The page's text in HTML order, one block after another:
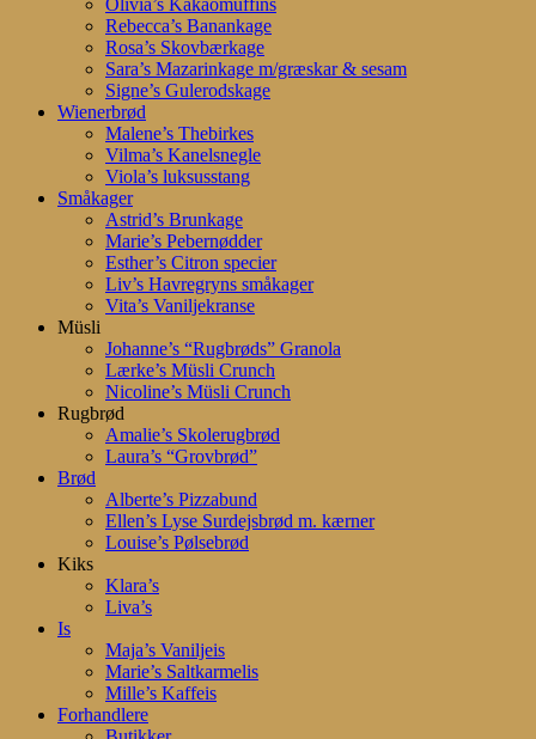
Olivia’s Kakaomuffins
Rebecca’s Banankage
Rosa’s Skovbærkage
Sara’s Mazarinkage m/græskar & sesam
Signe’s Gulerodskage
Wienerbrød
Malene’s Thebirkes
Vilma’s Kanelsnegle
Viola’s luksusstang
Småkager
Astrid’s Brunkage
Marie’s Pebernødder
Esther’s Citron specier
Liv’s Havregryns småkager
Vita’s Vaniljekranse
Müsli
Johanne’s “Rugbrøds” Granola
Lærke’s Müsli Crunch
Nicoline’s Müsli Crunch
Rugbrød
Amalie’s Skolerugbrød
Laura’s “Grovbrød”
Brød
Alberte’s Pizzabund
Ellen’s Lyse Surdejsbrød m. kærner
Louise’s Pølsebrød
Kiks
Klara’s
Liva’s
Is
Maja’s Vaniljeis
Marie’s Saltkarmelis
Mille’s Kaffeis
Forhandlere